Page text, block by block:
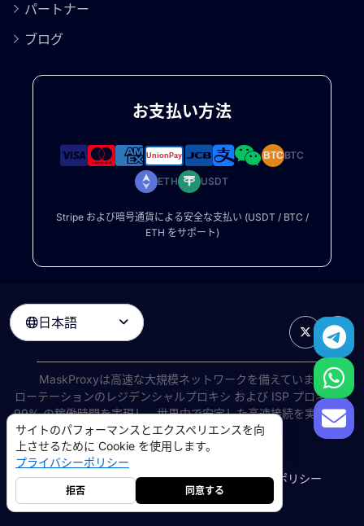
パートナー
ブログ
お支払い方法
BTCBTC
ETH USDT
Stripe および暗号通貨による安全な支払い (USDT / BTC /
ETH をサポート)
日本語 
MaskProxyは高速な大規模ネットワークを備えています
ローテーションのレジデンシャルプロキシ および ISP プロキシは
99% の稼働時間を実現し、世界中で安定した高速接続を実現しま
す。
©2026AIWAY LIMITED. 無断転載を禁じます.
利用規約プライバシーポリシー返金ポリシーCookie ポリシー
サイトのパフォーマンスとエクスペリエンスを向
上させるために Cookie を使用します。
プライバシーポリシー
拒否 同意する